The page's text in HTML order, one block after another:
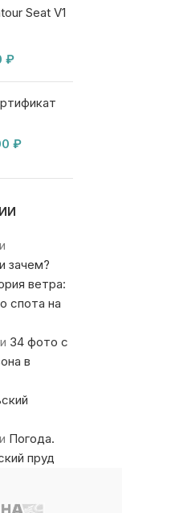
Seat V1
₽
₽
зачем?
ветра:
спота на
34 фото с
в
Погода.
пруд